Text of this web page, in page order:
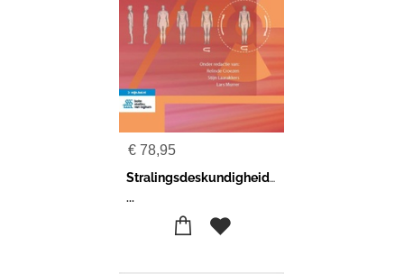
€ 78,95
Stralingsdeskundigheid in de praktijk
...